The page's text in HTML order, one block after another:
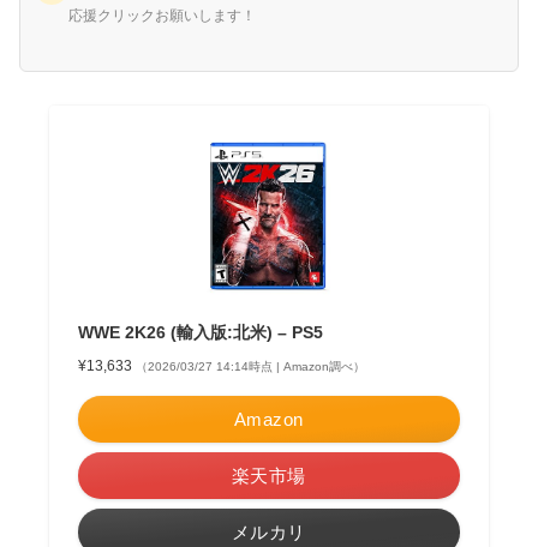
応援クリックお願いします！
WWE 2K26 (輸入版:北米) – PS5
¥13,633 （2026/03/27 14:14時点 | Amazon調べ）
Amazon
楽天市場
メルカリ